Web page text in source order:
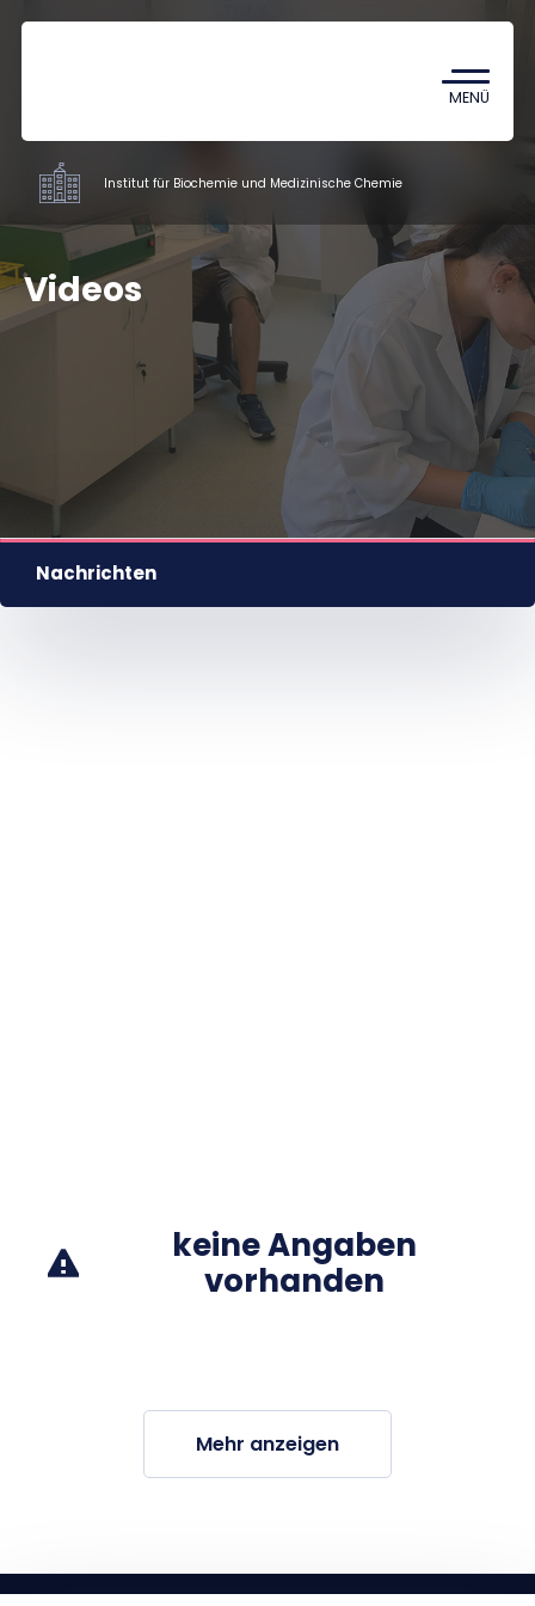
MENÜ
Coronavirus
Institute
Forschung
Kontakt
Nyelv HU EN DE
Institut für Biochemie und Medizinische Chemie
Videos
keine Angaben
vorhanden
Mehr anzeigen
Nachrichten